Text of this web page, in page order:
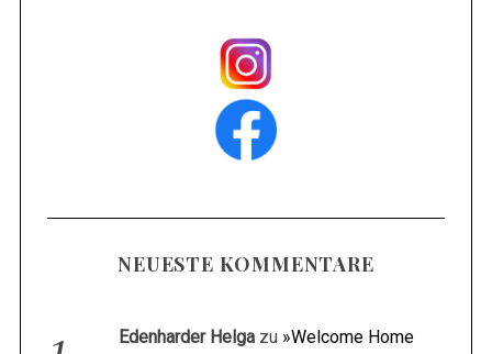
NEUESTE KOMMENTARE
Edenharder Helga zu »Welcome Home